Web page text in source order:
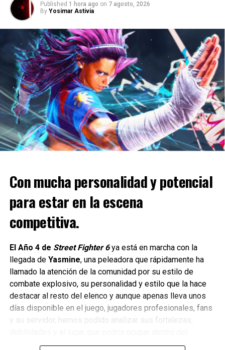
dijo el CEO de Koelnmesse,
Gerald Böse.
La edición del evento 2024 contó con 17 socios de
contenido:Atari, Bandai Namco, CipSoft, Epic Games,
Fellow Traveler, Frost Giant Games, Google Play, Gravity,
Honor of Kings, Nintendo, SEGA, Square Enix, Supercell,
TecToy, Ubisoft, Warner Bros. Games y Whitethorn Games.
Los números logrados por
Del 26 al 30 de junio, más de 4 millones de personas
siguieron el evento a través de transmisiones en vivo,
desde el countdown hasta los paneles liderados por
oradores de la industria.
latam:
Más de 100.000 personas de más de 70 países;
Alrededor de 2.000 visitantes B2B, 66 países;
13 patrocinadores;
73 expositores y 51 co-expositores;
Published 1 hora ago on 7 agosto, 2026
By Yosimar Astivia
Con mucha personalidad y potencial
para estar en la escena
competitiva.
El Año 4 de Street Fighter 6ya está en marcha con la
llegada de Yasmine, una peleadora que rápidamente ha
llamado la atención de la comunidad por su estilo de
combate explosivo, su personalidad y estilo que la hace
destacar al resto del elenco y aunque apenas lleva unos
días disponible en el juego, jugadores profesionales, fans
y su servidor, hemos podido analizar sus fortalezas,
competitivo y aquí les cuento el cómo se siente esta